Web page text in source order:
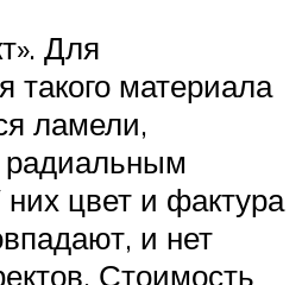
Для
такого материала
ламели,
цвет и фактура
и нет
Стоимость